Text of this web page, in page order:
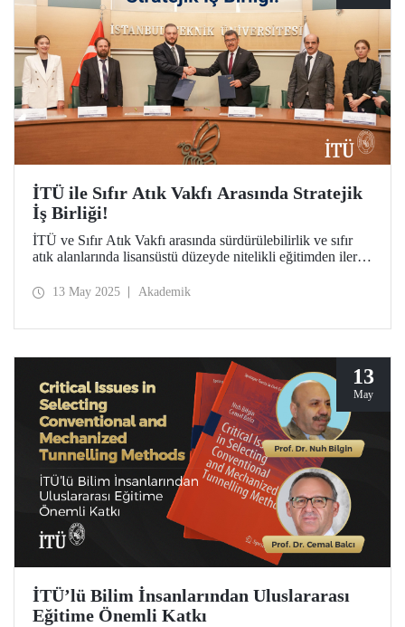
İTÜ ile Sıfır Atık Vakfı Arasında Stratejik
İş Birliği!
İTÜ ve Sıfır Atık Vakfı arasında sürdürülebilirlik ve sıfır
atık alanlarında lisansüstü düzeyde nitelikli eğitimden ileri
ilişkilerin geliştirilmesine uzanan geniş bir yelpazede iş
13 May 2025 Akademik
13
May
İTÜ’lü Bilim İnsanlarından Uluslararası
Eğitime Önemli Katkı